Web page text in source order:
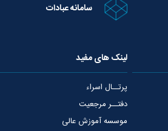
سامانه عبادات
لینک های مفید
پرتــال اسراء
دفتــر مرجعیت
موسسه آموزش عالی